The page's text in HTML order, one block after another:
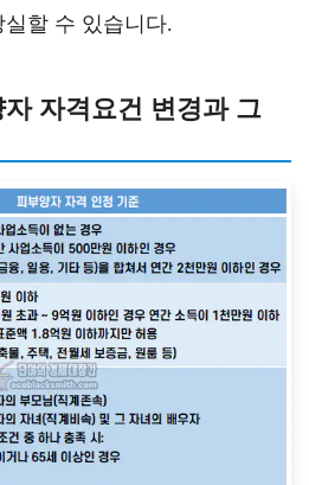
할 수 있습니다.
자격요건 변경과 그